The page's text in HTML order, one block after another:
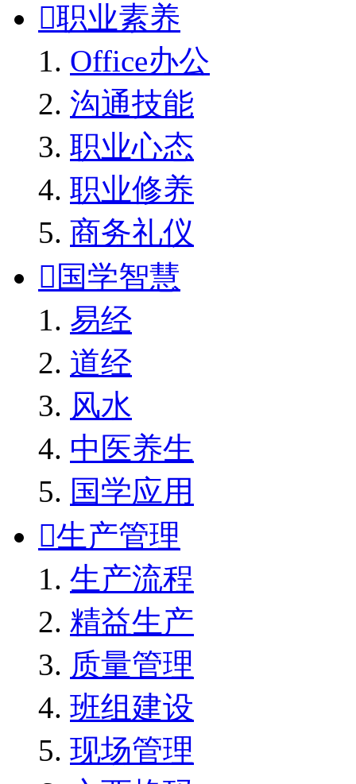
职业素养
Office办公
沟通技能
职业心态
职业修养
商务礼仪
国学智慧
易经
道经
风水
中医养生
国学应用
生产管理
生产流程
精益生产
质量管理
班组建设
现场管理